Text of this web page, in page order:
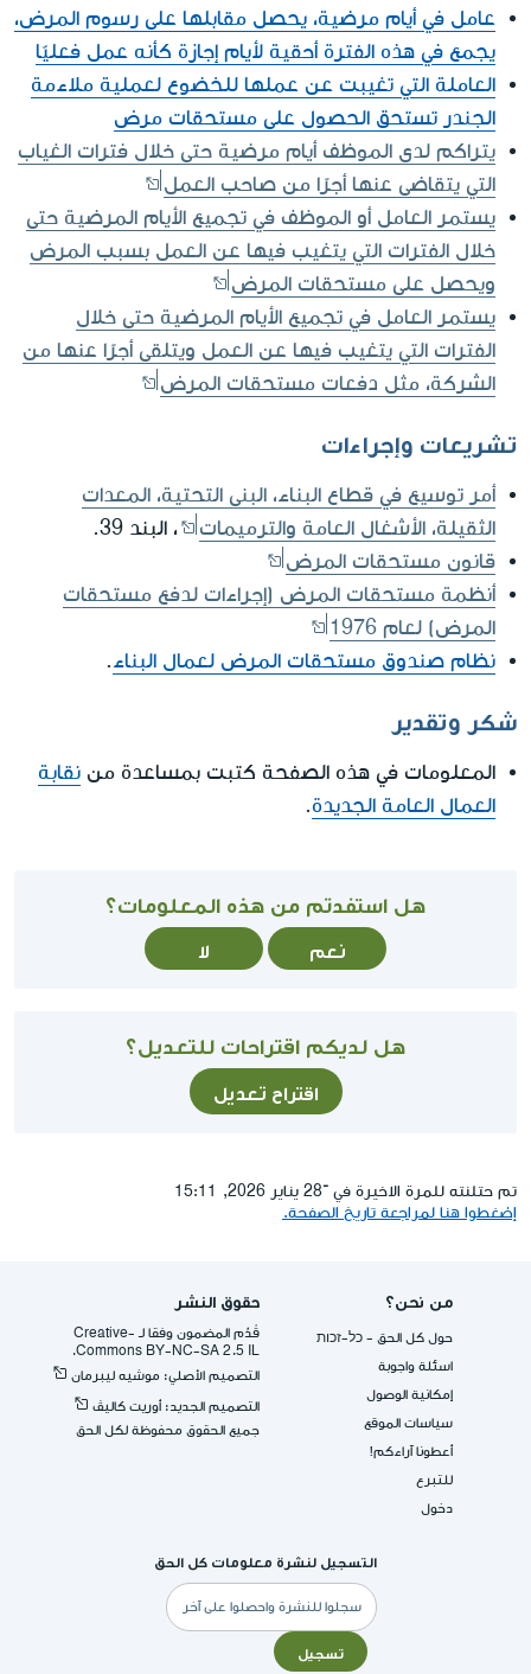
عامل في أيام مرضية، يحصل مقابلها على رسوم المرض،
يجمع في هذه الفترة أحقية لأيام إجازة كأنه عمل فعليّا
العاملة التي تغيبت عن عملها للخضوع لعملية ملاءمة
الجندر تستحق الحصول على مستحقات مرض
يتراكم لدى الموظف أيام مرضية حتى خلال فترات الغياب
التي يتقاضى عنها أجرًا من صاحب العمل
يستمر العامل أو الموظف في تجميع الأيام المرضية حتى
خلال الفترات التي يتغيب فيها عن العمل بسبب المرض
ويحصل على مستحقات المرض
يستمر العامل في تجميع الأيام المرضية حتى خلال
الفترات التي يتغيب فيها عن العمل ويتلقى أجرًا عنها من
الشركة، مثل دفعات مستحقات المرض
تشريعات وإجراءات
أمر توسيع في قطاع البناء، البنى التحتية، المعدات
الثقيلة، الأشغال العامة والترميمات
، البند 39.
قانون مستحقات المرض
أنظمة مستحقات المرض (إجراءات لدفع مستحقات
المرض) لعام 1976
نظام صندوق مستحقات المرض لعمال البناء.
شكر وتقدير
المعلومات في هذه الصفحة كتبت بمساعدة من نقابة
العمال العامة الجديدة.
هل استفدتم من هذه المعلومات؟
نعم لا
هل لديكم اقتراحات للتعديل؟
اقتراح تعديل
تم حتلنته للمرة الاخيرة في ־28 يناير 2026, 15:11
إضغطوا هنا لمراجعة تاريخ الصفحة.
من نحن؟
حول كل الحق - כל-זכות
اسئلة واجوبة
إمكانية الوصول
سياسات الموقع
أعطونا آراءكم!
للتبرع
دخول
حقوق النشر
قُدِّم المضمون وفقا لـ -Creative
Commons BY-NC-SA 2.5 IL.
التصميم الأصلي: موشيه ليبرمان
التصميم الجديد: أوريت كاليڤ
جميع الحقوق محفوظة لكل الحق
التسجيل لنشرة معلومات كل الحق
البريد
الإلكتروني
تسجيل